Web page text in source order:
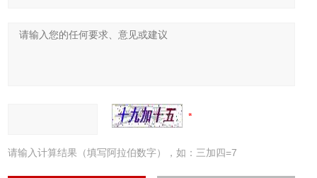
请输入计算结果（填写阿拉伯数字），如：三加四=7